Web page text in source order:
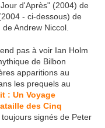
d'Après" (2004) de
- ci-dessous) de
Andrew Niccol.
pas à voir Ian Holm
de Bilbon
apparitions au
les prequels au
: Un Voyage
des Cinq
signés de Peter